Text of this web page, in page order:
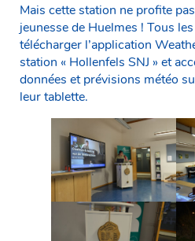
Mais cette station ne profite
jeunesse de Huelmes ! Tous
télécharger l’application
station « Hollenfels SNJ » et
données et prévisions météo
leur tablette.